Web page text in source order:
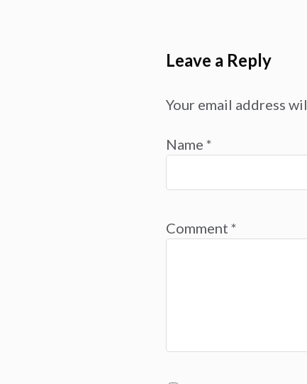
Leave a Reply
Your email address
Name *
Comment *